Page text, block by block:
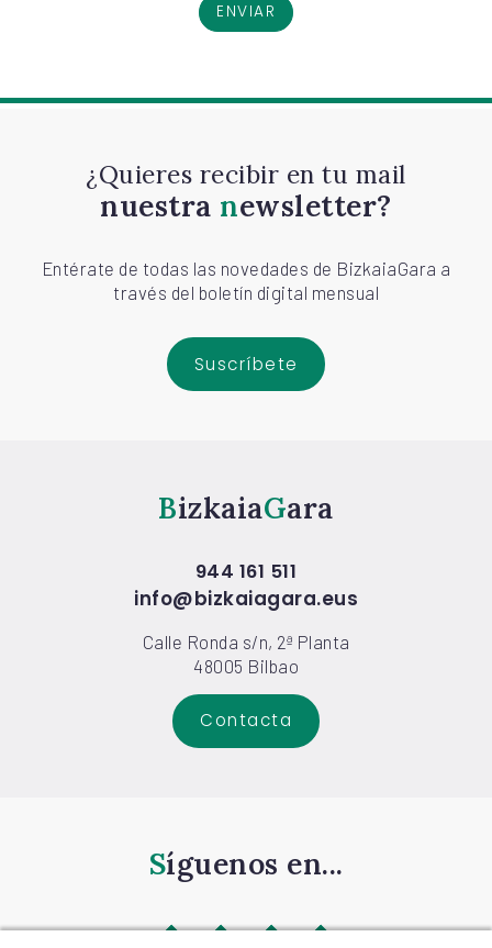
ENVIAR
¿Quieres recibir en tu mail
nuestra newsletter?
Entérate de todas las novedades de BizkaiaGara a
través del boletín digital mensual
Suscríbete
Bizkaia Gara
944 161 511
info@bizkaiagara.eus
Calle Ronda s/n, 2ª Planta
48005 Bilbao
Contacta
Síguenos en...